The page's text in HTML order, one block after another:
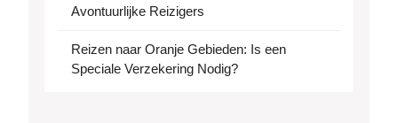
Avontuurlijke Reizigers
Reizen naar Oranje Gebieden: Is een
Speciale Verzekering Nodig?